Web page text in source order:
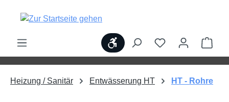
springen
Werkzeugleiste anzeigen
Heizung / Sanitär Entwässerung HT HT - Rohre